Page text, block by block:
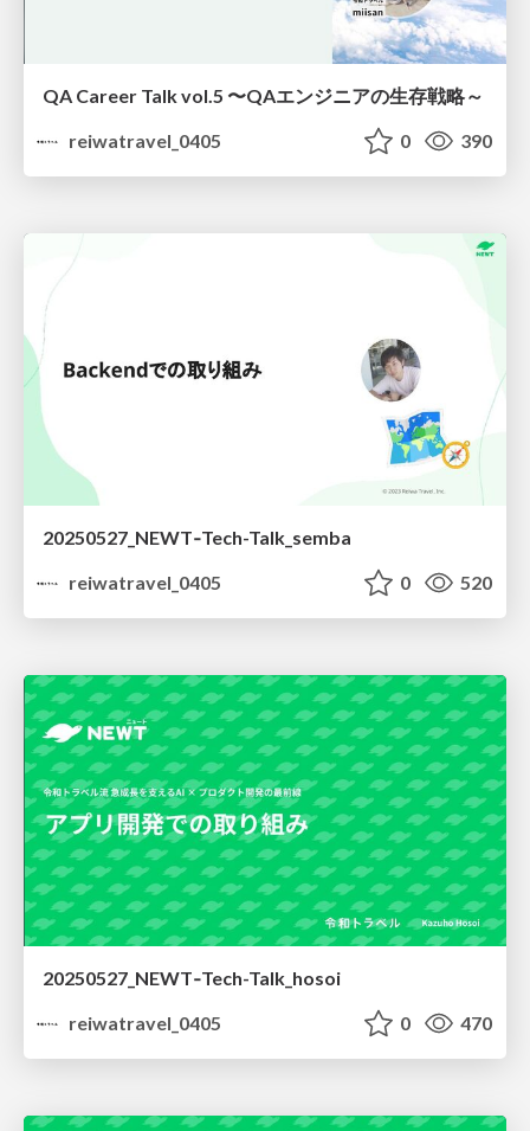
QA Career Talk vol.5 〜QAエンジニアの生存戦略～
reiwatravel_0405
0 390
20250527_NEWT‐Tech-Talk_semba
reiwatravel_0405
0 520
20250527_NEWT‐Tech-Talk_hosoi
reiwatravel_0405
0 470